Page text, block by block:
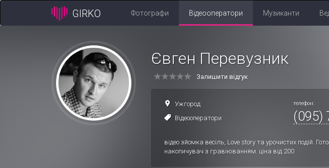
GIRKO Фотографи Відеооператори Музиканти
Євген Перевузник
Залишити відгук
Ужгород
Відеооператори
телефон:
(095)
відео зйомка весіль, Love story та урочистих подій.
накопичувач з гравіюванням. ціна від 200